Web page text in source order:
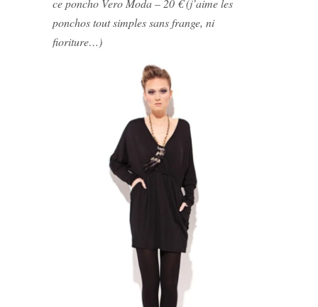
ponchos tout simples sans frange, ni
fioriture…)